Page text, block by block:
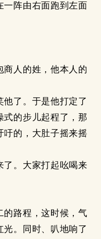
阵由右面跑到左面
人的姓，他本人的
了。于是他打定了
式的步儿起程了，那
吁的，大肚子摇来摇
。大家打起吆喝来
路程，这时候，气
光。同时、叭地响了